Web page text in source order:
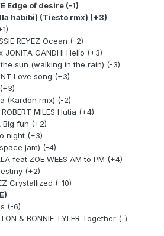
Edge of desire (-1)
habibi) (Tiesto rmx) (+3)
REYEZ Ocean (-2)
JONITA GANDHI Hello (+3)
the sun (walking in the rain) (-3)
Love song (+3)
(Kardon rmx) (-2)
MILES Hutia (+4)
Big fun (+2)
night (+3)
jam) (-4)
feat.ZOE WEES AM to PM (+4)
(+2)
Crystallized (-10)
(-6)
& BONNIE TYLER Together (-)